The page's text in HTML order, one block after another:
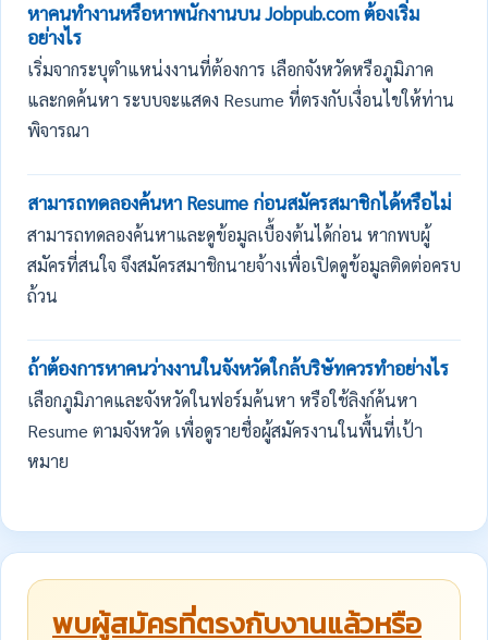
หาคนทำงานหรือหาพนักงานบน Jobpub.com ต้องเริ่ม
อย่างไร
เริ่มจากระบุตำแหน่งงานที่ต้องการ เลือกจังหวัดหรือภูมิภาค
และกดค้นหา ระบบจะแสดง Resume ที่ตรงกับเงื่อนไขให้ท่าน
พิจารณา
สามารถทดลองค้นหา Resume ก่อนสมัครสมาชิกได้หรือไม่
สามารถทดลองค้นหาและดูข้อมูลเบื้องต้นได้ก่อน หากพบผู้
สมัครที่สนใจ จึงสมัครสมาชิกนายจ้างเพื่อเปิดดูข้อมูลติดต่อครบ
ถ้วน
ถ้าต้องการหาคนว่างงานในจังหวัดใกล้บริษัทควรทำอย่างไร
เลือกภูมิภาคและจังหวัดในฟอร์มค้นหา หรือใช้ลิงก์ค้นหา
Resume ตามจังหวัด เพื่อดูรายชื่อผู้สมัครงานในพื้นที่เป้า
หมาย
พบผู้สมัครที่ตรงกับงานแล้วหรือ